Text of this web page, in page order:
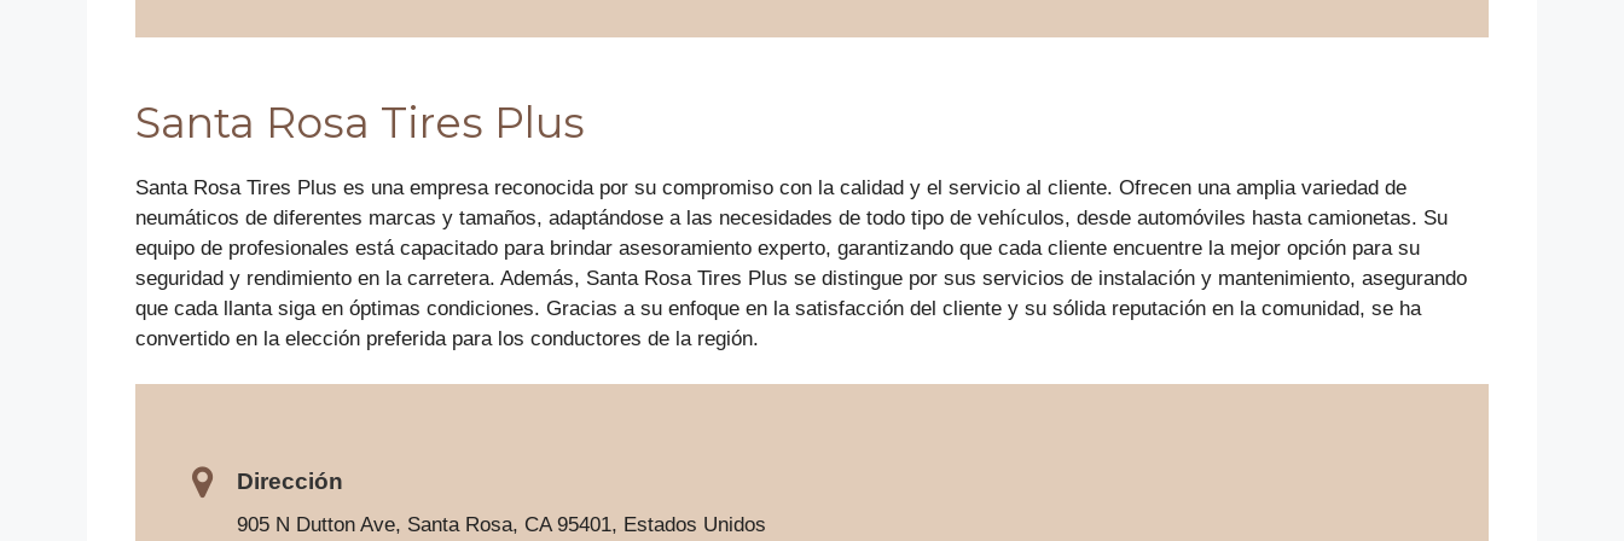
Santa Rosa Tires Plus
Santa Rosa Tires Plus es una empresa reconocida por su compromiso con la calidad y el servicio al cliente. Ofrecen una amplia variedad de
neumáticos de diferentes marcas y tamaños, adaptándose a las necesidades de todo tipo de vehículos, desde automóviles hasta camionetas. Su
equipo de profesionales está capacitado para brindar asesoramiento experto, garantizando que cada cliente encuentre la mejor opción para su
seguridad y rendimiento en la carretera. Además, Santa Rosa Tires Plus se distingue por sus servicios de instalación y mantenimiento, asegurando
que cada llanta siga en óptimas condiciones. Gracias a su enfoque en la satisfacción del cliente y su sólida reputación en la comunidad, se ha
convertido en la elección preferida para los conductores de la región.
Dirección
905 N Dutton Ave, Santa Rosa, CA 95401, Estados Unidos